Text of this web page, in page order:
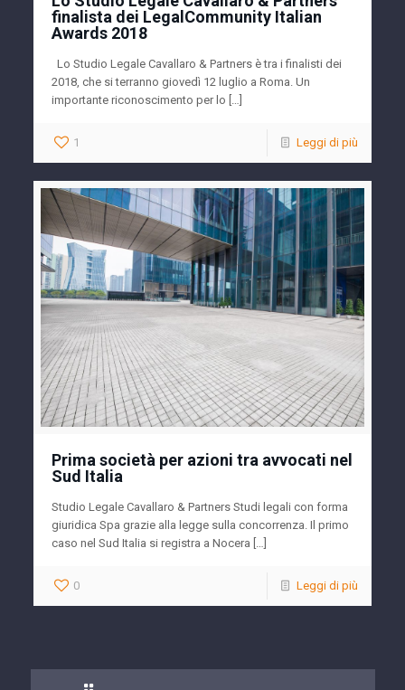
finalista dei LegalCommunity Italian
Awards 2018
Lo Studio Legale Cavallaro & Partners è tra i finalisti dei
2018, che si terranno giovedì 12 luglio a Roma. Un
importante riconoscimento per lo […]
1 Leggi di più
Prima società per azioni tra avvocati nel
Sud Italia
Studio Legale Cavallaro & Partners Studi legali con forma
giuridica Spa grazie alla legge sulla concorrenza. Il primo
caso nel Sud Italia si registra a Nocera […]
0 Leggi di più